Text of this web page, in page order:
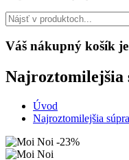
Váš nákupný košík
Najroztomilejšia
Úvod
Najroztomilejšia
-23%